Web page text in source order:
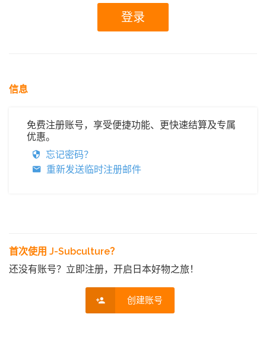
信息
免费注册账号，享受便捷功能、更快速结算及专属
优惠。
忘记密码？
重新发送临时注册邮件
首次使用 J-Subculture？
还没有账号？立即注册，开启日本好物之旅！
创建账号